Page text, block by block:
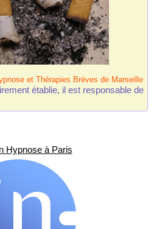
et Thérapies Brèves de Marseille
établie, il est responsable de
Hypnose à Paris